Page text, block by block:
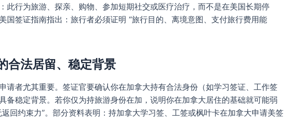
此行为旅游、探亲、购物、参加短期社交或医疗治疗，而不是在美国长期停
国签证指南指出：旅行者必须证明 “旅行目的、离境意图、支付旅行费用能
合法居留、稳定背景
请者尤其重要。签证官要确认你在加拿大持有合法身份（如学习签证、工作签
备稳定背景。若你仅为持旅游身份在加，说明你在加拿大居住的基础就可能弱
回约束力”。部分资料表明：持加拿大学习签、工签或枫叶卡在加拿大申请美签